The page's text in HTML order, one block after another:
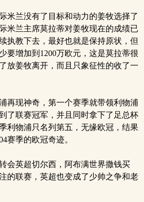
米兰没有了目标和动力的姜牧选择了
米兰主席莫拉蒂对姜牧现在的成绩已
执教下去，最好也就是保持原状，但
要增加到1200万欧元，这是莫拉蒂很
放姜牧离开，而且只象征性的收了一
再现神奇，第一个赛季就带领利物浦
了联赛冠军，并且同时拿下了足总杯
利物浦只名列第五，无缘欧冠，结果
赛季的欧冠奇迹。
会英超切尔西，阿布满世界撒钱买
的联赛，英超也变成了少帅之争和老